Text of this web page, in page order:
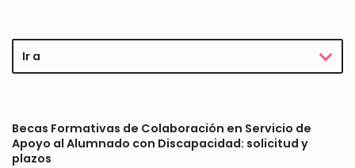
Ir a
Becas Formativas de Colaboración en Servicio de
Apoyo al Alumnado con Discapacidad: solicitud y
plazos